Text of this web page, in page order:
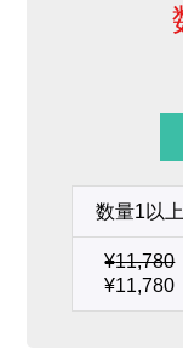
数量1以上
¥11,780
¥11,780